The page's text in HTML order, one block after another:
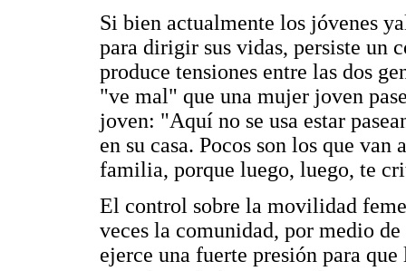
Si bien actualmente los jóvenes
para dirigir sus vidas, persiste un
produce tensiones entre las dos
"ve mal" que una mujer joven
joven: "Aquí no se usa estar
en su casa. Pocos son los que van
familia, porque luego, luego, te
El control sobre la movilidad
veces la comunidad, por medio
ejerce una fuerte presión para que